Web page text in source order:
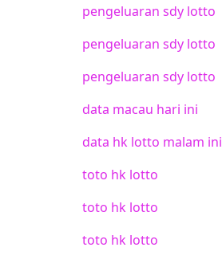
pengeluaran sdy lotto
pengeluaran sdy lotto
pengeluaran sdy lotto
data macau hari ini
data hk lotto malam ini
toto hk lotto
toto hk lotto
toto hk lotto